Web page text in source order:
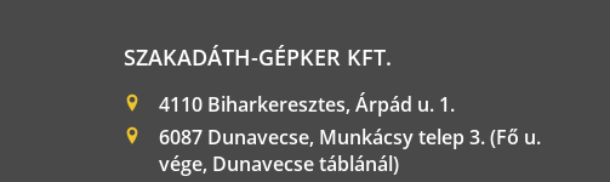
SZAKADÁTH-GÉPKER KFT.
4110 Biharkeresztes, Árpád u. 1.
6087 Dunavecse, Munkácsy telep 3. (Fő u.
vége, Dunavecse táblánál)